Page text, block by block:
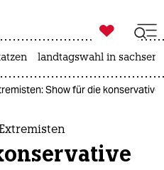
ich

taz zahl ich
landtagswahl in
Show für die konservative